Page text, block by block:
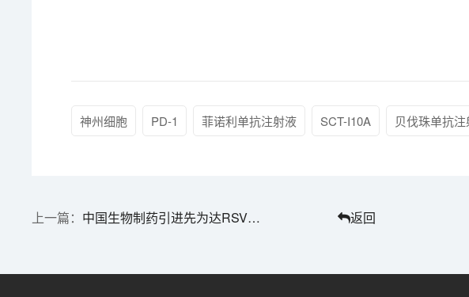
神州细胞 PD-1 菲诺利单抗注射液 SCT-I10A 贝伐珠单抗
中国生物制药引进先为达RSV新药 | 1分钟药闻速览 返回